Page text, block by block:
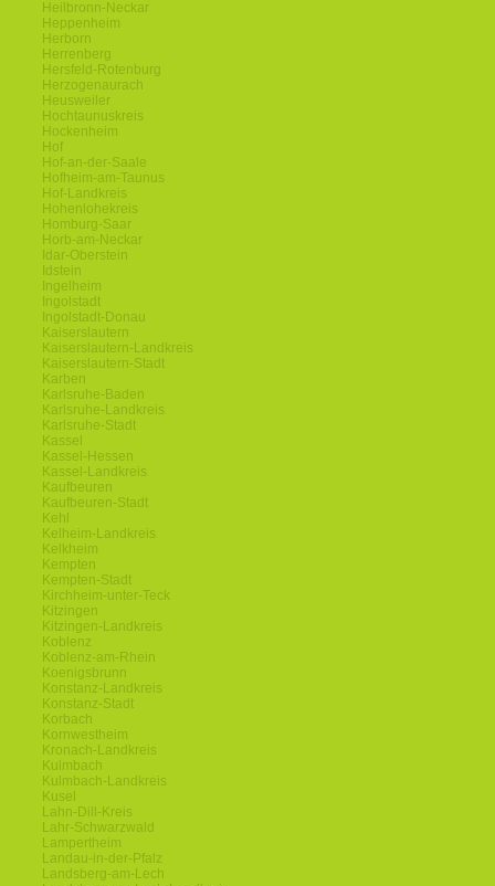
Heilbronn-Neckar
Heppenheim
Herborn
Herrenberg
Hersfeld-Rotenburg
Herzogenaurach
Heusweiler
Hochtaunuskreis
Hockenheim
Hof
Hof-an-der-Saale
Hofheim-am-Taunus
Hof-Landkreis
Hohenlohekreis
Homburg-Saar
Horb-am-Neckar
Idar-Oberstein
Idstein
Ingelheim
Ingolstadt
Ingolstadt-Donau
Kaiserslautern
Kaiserslautern-Landkreis
Kaiserslautern-Stadt
Karben
Karlsruhe-Baden
Karlsruhe-Landkreis
Karlsruhe-Stadt
Kassel
Kassel-Hessen
Kassel-Landkreis
Kaufbeuren
Kaufbeuren-Stadt
Kehl
Kelheim-Landkreis
Kelkheim
Kempten
Kempten-Stadt
Kirchheim-unter-Teck
Kitzingen
Kitzingen-Landkreis
Koblenz
Koblenz-am-Rhein
Koenigsbrunn
Konstanz-Landkreis
Konstanz-Stadt
Korbach
Kornwestheim
Kronach-Landkreis
Kulmbach
Kulmbach-Landkreis
Kusel
Lahn-Dill-Kreis
Lahr-Schwarzwald
Lampertheim
Landau-in-der-Pfalz
Landsberg-am-Lech